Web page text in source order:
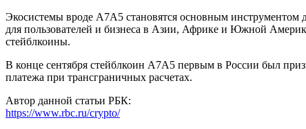
Экосистемы вроде A7A5 становятся основным инструментом
для пользователей и бизнеса в Азии, Африке и Южной
стейблкоины.
В конце сентября стейблкоин A7A5 первым в России был
платежа при трансграничных расчетах.
Автор данной статьи РБК:
https://www.rbc.ru/crypto/